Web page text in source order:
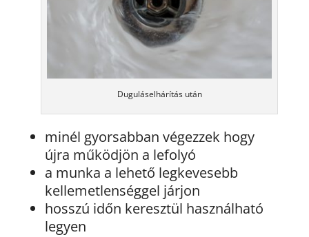
Duguláselhárítás után
minél gyorsabban végezzek hogy
újra működjön a lefolyó
a munka a lehető legkevesebb
kellemetlenséggel járjon
hosszú időn keresztül használható
legyen